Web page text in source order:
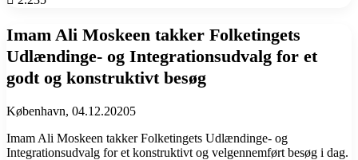
Imam Ali Moskeen takker Folketingets
Udlændinge- og Integrationsudvalg for et
godt og konstruktivt besøg
København, 04.12.20205
Imam Ali Moskeen takker Folketingets Udlændinge- og
Integrationsudvalg for et konstruktivt og velgennemført besøg i dag.